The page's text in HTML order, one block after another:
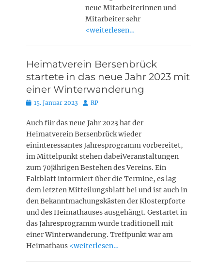
neue Mitarbeiterinnen und
Mitarbeiter sehr
<weiterlesen…
Heimatverein Bersenbrück
startete in das neue Jahr 2023 mit
einer Winterwanderung
Posted
15. Januar 2023 Autor
RP
Auch für das neue Jahr 2023 hat der
Heimatverein Bersenbrück wieder
eininteressantes Jahresprogramm vorbereitet,
im Mittelpunkt stehen dabeiVeranstaltungen
zum 70jährigen Bestehen des Vereins. Ein
Faltblatt informiert über die Termine, es lag
dem letzten Mitteilungsblatt bei und ist auch in
den Bekanntmachungskästen der Klosterpforte
und des Heimathauses ausgehängt. Gestartet in
das Jahresprogramm wurde traditionell mit
einer Winterwanderung. Treffpunkt war am
Heimathaus <weiterlesen…